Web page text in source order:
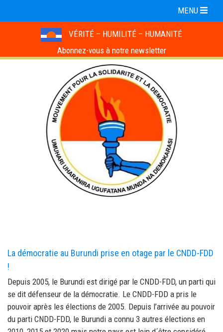
MENU
VÉRITÉ – HUMILITÉ – HUMANITÉ
Abonnez-vous à notre newsletter
La démocratie au Burundi prise en otage par le CNDD-FDD
!
Depuis 2005, le Burundi est dirigé par le CNDD-FDD, un parti qui
se dit défenseur de la démocratie. Le CNDD-FDD a pris le
pouvoir après les élections de 2005. Depuis l’arrivée au pouvoir
du parti CNDD-FDD, le Burundi a connu 3 autres élections en